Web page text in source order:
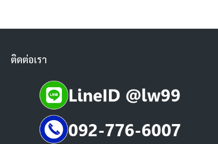
ติดต่อเรา